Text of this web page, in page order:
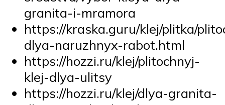
granita-i-mramora
https://kraska.guru/klej/plitka/
dlya-naruzhnyx-rabot.html
https://hozzi.ru/klej/plitochnyj-
klej-dlya-ulitsy
https://hozzi.ru/klej/dlya-granita-